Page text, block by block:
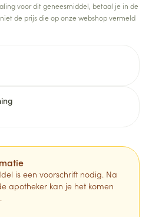
voor dit geneesmiddel, betaal je in de
de prijs die op onze webshop vermeld
is een voorschrift nodig. Na
apotheker kan je het komen